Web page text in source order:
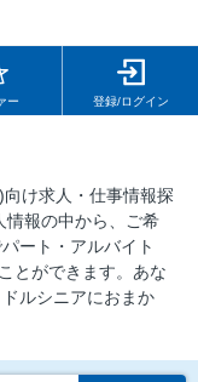
ー 登録/ログイン
け求⼈・仕事情報探
情報の中から、ご希
ート・アルバイト
とができます。あな
ルシニアにおまか